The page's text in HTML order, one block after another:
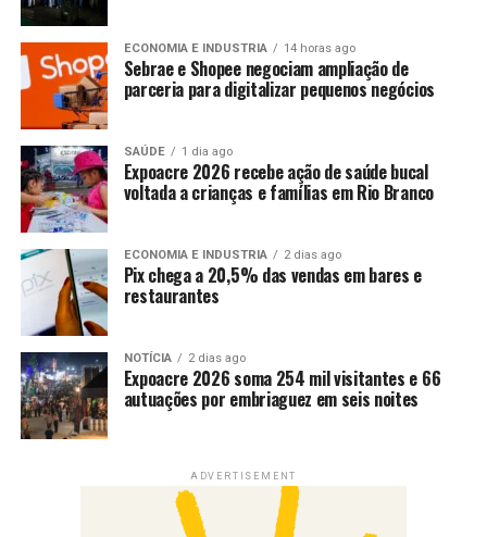
ECONOMIA E INDUSTRIA 14 horas ago
Sebrae e Shopee negociam ampliação de
parceria para digitalizar pequenos negócios
SAÚDE 1 dia ago
Expoacre 2026 recebe ação de saúde bucal
voltada a crianças e famílias em Rio Branco
ECONOMIA E INDUSTRIA 2 dias ago
Pix chega a 20,5% das vendas em bares e
restaurantes
NOTÍCIA 2 dias ago
Expoacre 2026 soma 254 mil visitantes e 66
autuações por embriaguez em seis noites
ADVERTISEMENT